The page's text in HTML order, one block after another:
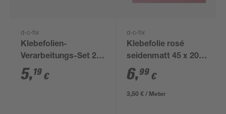
d-c-fix
Klebefolien-
Verarbeitungs-Set 2-
teilig
5,19 €
d-c-fix
Klebefolie rosé
seidenmatt 45 x 200
cm
6,99 €
3,50 € / Meter